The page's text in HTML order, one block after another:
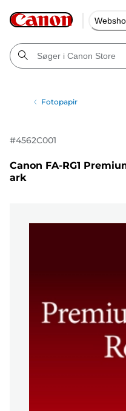
Fotopapir
#4562C001
Canon FA-RG1
ark